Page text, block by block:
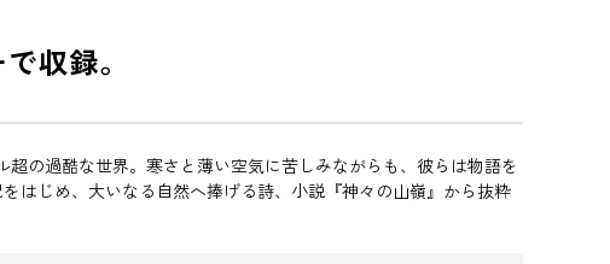
収録。
の過酷な世界。寒さと薄い空気に苦しみながらも、彼らは物語を
はじめ、大いなる自然へ捧げる詩、小説『神々の山嶺』から抜粋